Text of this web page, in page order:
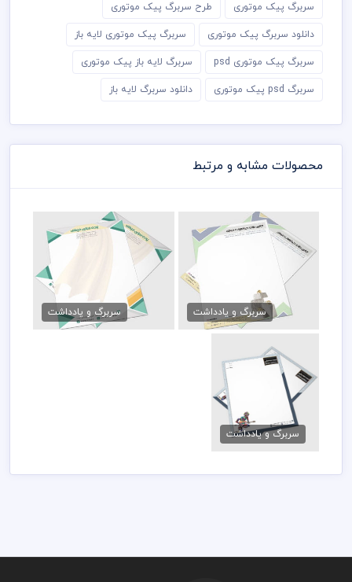
سربرگ پیک موتوری طرح سربرگ پیک موتوری
دانلود سربرگ پیک موتوری سربرگ پیک موتوری لایه باز
سربرگ پیک موتوری psd سربرگ لایه باز پیک موتوری
سربرگ psd پیک موتوری دانلود سربرگ لایه باز
محصولات مشابه و مرتبط
سربرگ زیور آلات لایه باز
79,000 تومان
سربرگ و یادداشت
طرح سربرگ پرده فروشی
20,000 تومانسربرگ و یادداشت
سربرگ لایه باز
آموزشگاه موسیقی
15,000 تومان
سربرگ و یادداشت